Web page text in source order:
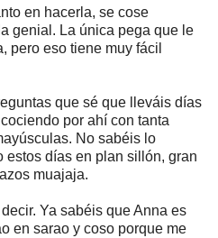
en hacerla, se cose
genial. La única pega que le
pero eso tiene muy fácil
que sé que lleváis días
por ahí con tanta
No sabéis lo
estos días en plan sillón, gran
muajaja.
Ya sabéis que Anna es
en sarao y coso porque me